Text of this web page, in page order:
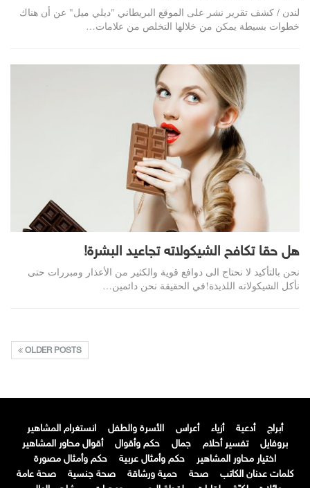
لندن / كشف تقرير نشر على الموقع البريطاني "ديلي ميل" عن أن هناك
خطوات بسيطة يمكن من خلالها التخلص من علامات…
هل حقا تكافح الشيكولاته تجاعيد البشرة!
نحن بالتأكيد لا نحتاج الى دوافع قوية والكثير من الأعذار ومبررات حتى
نأكل الشيكولاته اللذيذة!في الحقيقة نحن دائمين…
OLDER POSTS
أبراج أدعية أزياء أعراس الأسرة والطفل
انستغرام المشاهير
بروفايل
تفسير أحلام جمال حكم وأقوال
أقوال محاور المشاهير
اختيار محاور المشاهير
حكم وأمثال عربية
حكم وأمثال مصورة
كلمات عدنان الكاتب
صحة حمية ورشاقة صحة جنسية
صحة عامة